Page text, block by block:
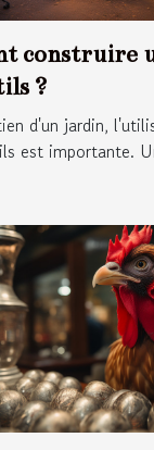
construire
?
d'un jardin,
est importante.